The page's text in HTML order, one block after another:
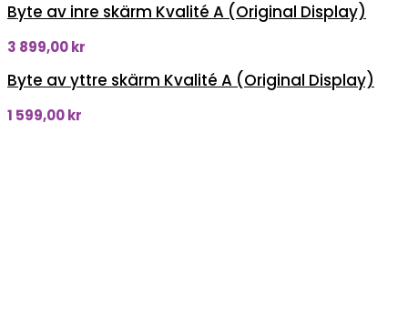
Byte av inre skärm Kvalité A (Original Display)
3 899,00kr
Byte av yttre skärm Kvalité A (Original Display)
1 599,00kr